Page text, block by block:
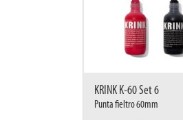
KRINK K-60 Set 6
Punta fieltro 60mm